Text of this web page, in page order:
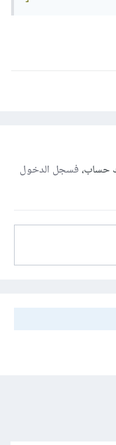
حساب،فسجل الدخول